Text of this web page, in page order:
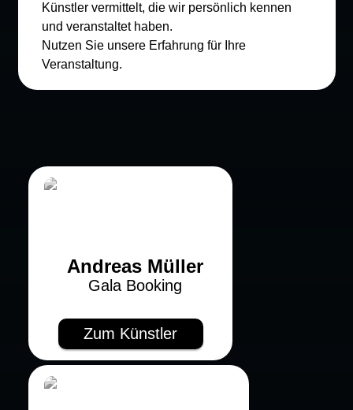
Künstler vermittelt, die wir persönlich kennen
und veranstaltet haben.
Nutzen Sie unsere Erfahrung für Ihre
Veranstaltung.
Andreas Müller
Gala Booking
Zum Künstler